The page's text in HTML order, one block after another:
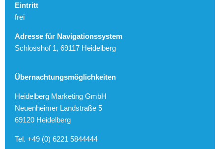
Eintritt
frei
Adresse für Navigationssystem
Schlosshof 1, 69117 Heidelberg
Übernachtungsmöglichkeiten
Heidelberg Marketing GmbH
Neuenheimer Landstraße 5
69120 Heidelberg
Tel. +49 (0) 6221 5844444